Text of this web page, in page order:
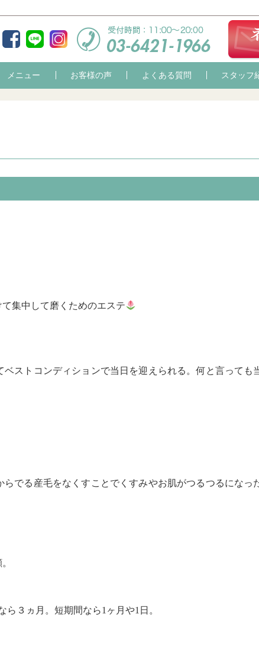
メニュー お客様の声 よくある質問 スタッフ
集中して磨くためのエステ
ストコンディションで当日を迎えられる。何と言っても
でる産毛をなくすことでくすみやお肌がつるつるになっ
３ヵ月。短期間なら1ヶ月や1日。